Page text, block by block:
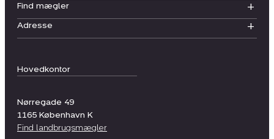
Hovedkontor
Nørregade 49
1165 København K
Find landbrugsmægler
Find mægler
Adresse